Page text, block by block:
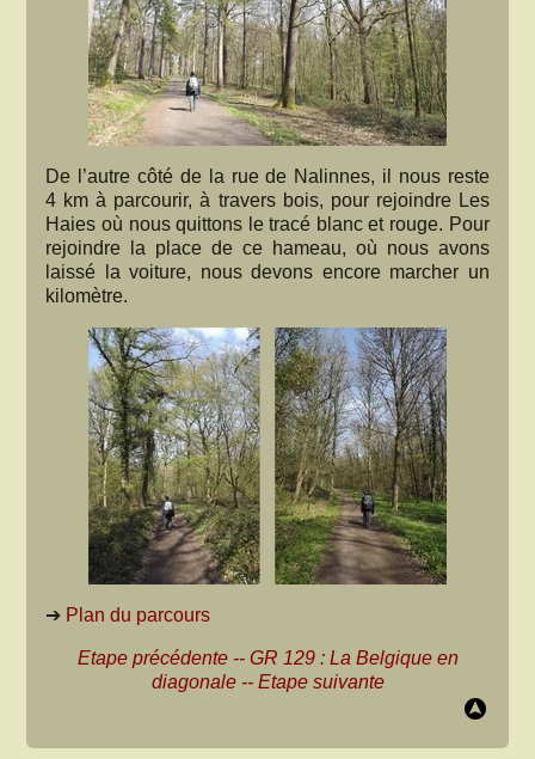
De l’autre côté de la rue de Nalinnes, il nous reste
4 km à parcourir, à travers bois, pour rejoindre Les
Haies où nous quittons le tracé blanc et rouge. Pour
rejoindre la place de ce hameau, où nous avons
laissé la voiture, nous devons encore marcher un
kilomètre.
➔ Plan du parcours
Etape précédente-- GR 129 : La Belgique en
diagonale-- Etape suivante